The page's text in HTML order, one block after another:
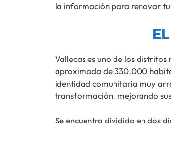
la información para renovar
Vallecas es uno de los
aproximada de 330.000
identidad comunitaria muy
transformación, mejorando
Se encuentra dividido en dos